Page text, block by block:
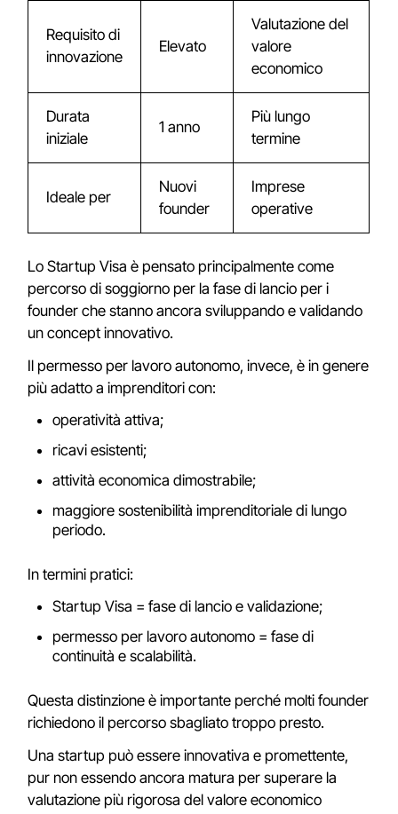
Requisito di
innovazione
Elevato
Valutazione del
valore
economico
Durata
iniziale
1 anno
Più lungo
termine
Ideale per
Nuovi
founder
Imprese
operative
Lo Startup Visa è pensato principalmente come
percorso di soggiorno per la fase di lancio per i
founder che stanno ancora sviluppando e validando
un concept innovativo.
Il permesso per lavoro autonomo, invece, è in genere
più adatto a imprenditori con:
operatività attiva;
ricavi esistenti;
attività economica dimostrabile;
maggiore sostenibilità imprenditoriale di lungo
periodo.
In termini pratici:
Startup Visa = fase di lancio e validazione;
permesso per lavoro autonomo = fase di
continuità e scalabilità.
Questa distinzione è importante perché molti founder
richiedono il percorso sbagliato troppo presto.
Una startup può essere innovativa e promettente,
pur non essendo ancora matura per superare la
valutazione più rigorosa del valore economico